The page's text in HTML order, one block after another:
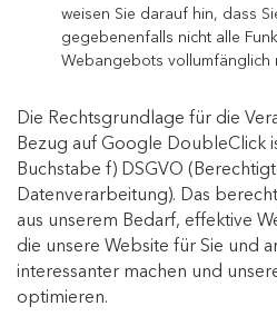
weisen Sie darauf hin, dass
gegebenenfalls nicht alle
Webangebots vollumfänglich
Die Rechtsgrundlage für die
Bezug auf Google DoubleClick
Buchstabe f) DSGVO
Datenverarbeitung). Das
aus unserem Bedarf, effektive
die unsere Website für Sie und
interessanter machen und
optimieren.